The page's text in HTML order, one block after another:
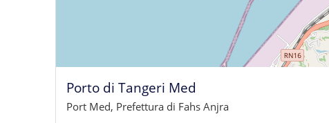
Porto di Tangeri Med
Port Med, Prefettura di Fahs Anjra